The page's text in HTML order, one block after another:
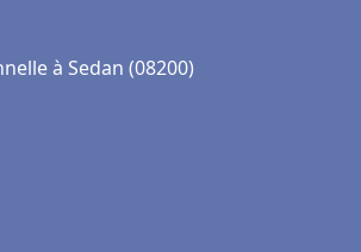
à Sedan (08200)